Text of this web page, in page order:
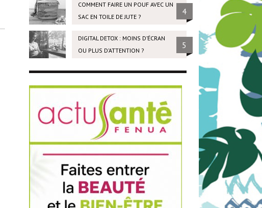
COMMENT FAIRE UN POUF AVEC UN
SAC EN TOILE DE JUTE ?
4
DIGITAL DETOX : MOINS D’ÉCRAN
OU PLUS D’ATTENTION ?
5